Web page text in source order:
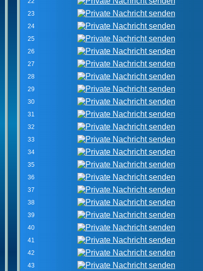
23
24
25
26
27
28
29
30
31
32
33
34
35
36
37
38
39
40
41
42
43